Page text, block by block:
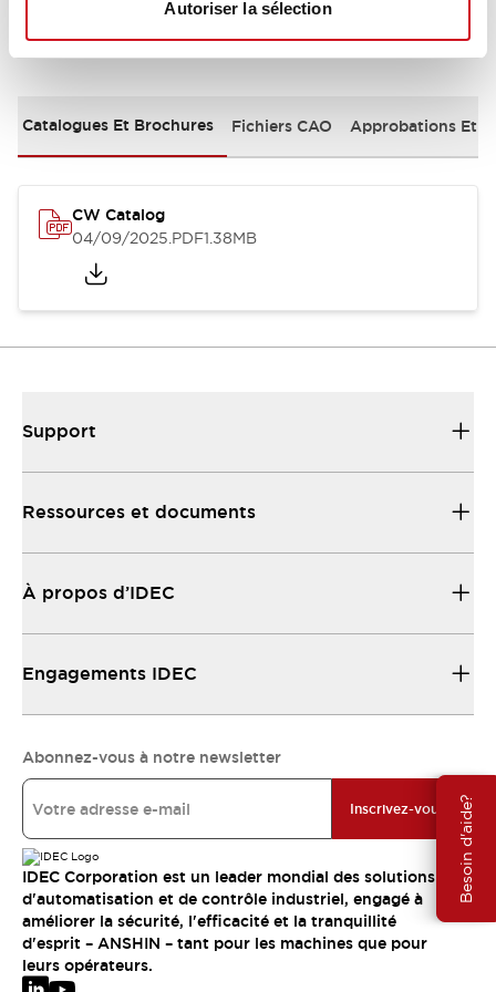
Autoriser la sélection
Besoin d'aide?
Documents et fichiers
Catalogues Et Brochures Fichiers CAO Approbations Et
CW Catalog
04/09/2025.PDF1.38MB
Support
Ressources et documents
À propos d’IDEC
Engagements IDEC
Abonnez-vous à notre newsletter
Inscrivez-vous
IDEC Corporation est un leader mondial des solutions
d'automatisation et de contrôle industriel, engagé à
améliorer la sécurité, l'efficacité et la tranquillité
d'esprit – ANSHIN – tant pour les machines que pour
leurs opérateurs.